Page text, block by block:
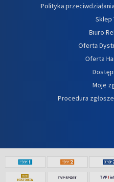
Polityka
Sklep
Biuro
Oferta
Oferta
Moje
Procedura